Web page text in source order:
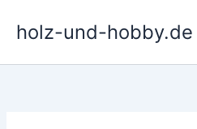
Inhaltholz-und-hobby.de